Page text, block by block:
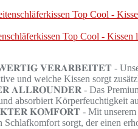
Top Cool -
𝐕𝐄𝐑𝐀𝐑𝐁𝐄𝐈𝐓𝐄𝐓 - Unser
und weiche Kissen sorgt
- Das Premium
absorbiert Körperfeuchtigkeit
𝐊𝐎𝐌𝐅𝐎𝐑𝐓 - Mit unserem
Schlafkomfort sorgt, der einen